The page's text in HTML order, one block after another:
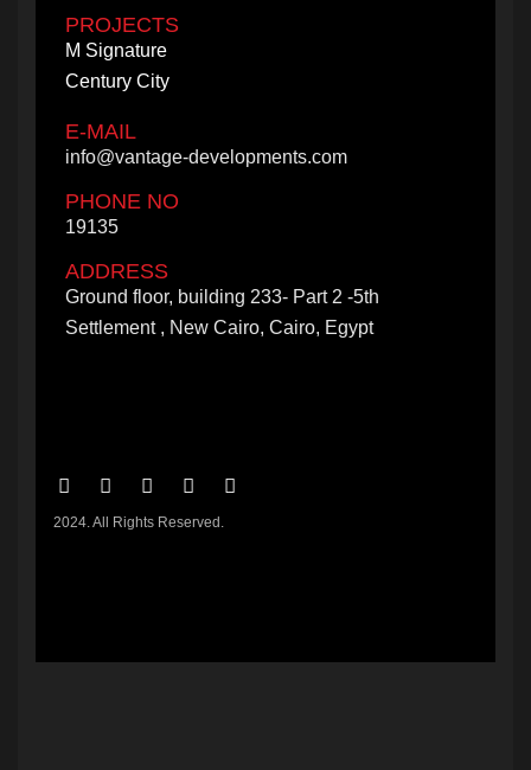
PROJECTS
M Signature
Century City
E-MAIL
info@vantage-developments.com
PHONE NO
19135
ADDRESS
Ground floor, building 233- Part 2 -5th
Settlement , New Cairo, Cairo, Egypt
2024. All Rights Reserved.